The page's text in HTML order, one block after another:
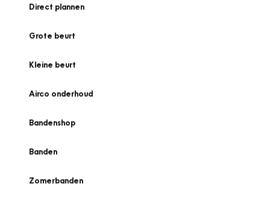
Direct plannen
Grote beurt
Kleine beurt
Airco onderhoud
Bandenshop
Banden
Zomerbanden